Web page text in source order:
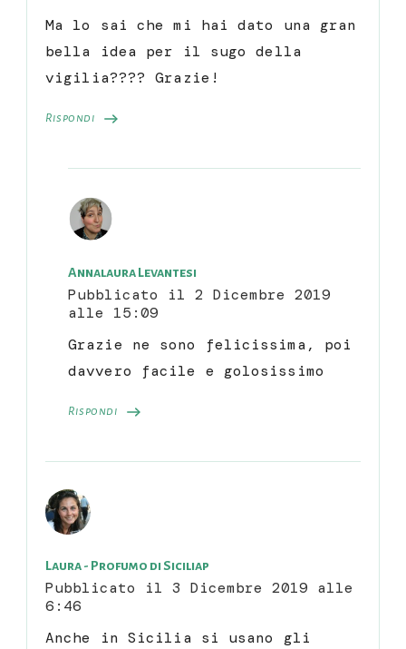
Rispondi
Ma lo sai che mi hai dato una gran
bella idea per il sugo della
vigilia???? Grazie!
Annalaura Levantesi
Pubblicato il 2 Dicembre 2019
alle 15:09
Rispondi
Grazie ne sono felicissima, poi
davvero facile e golosissimo
Laura - Profumo di Siciliap
Pubblicato il 3 Dicembre 2019 alle
6:46
Anche in Sicilia si usano gli